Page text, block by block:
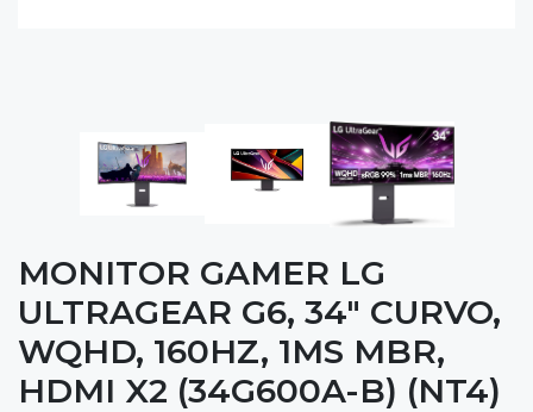
MONITOR GAMER LG
ULTRAGEAR G6, 34" CURVO,
WQHD, 160HZ, 1MS MBR,
HDMI X2 (34G600A-B) (NT4)